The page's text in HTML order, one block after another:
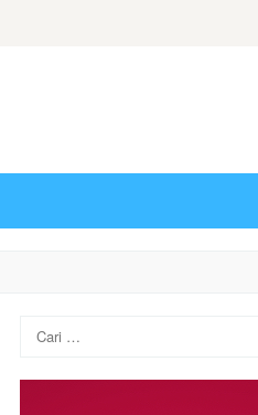
Cari
untuk: